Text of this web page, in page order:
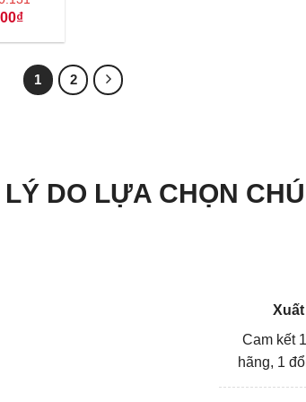
₫Giá
tại
1.000₫.
1 2
LÝ DO LỰA CHỌN
Cam kết
hãng, 1